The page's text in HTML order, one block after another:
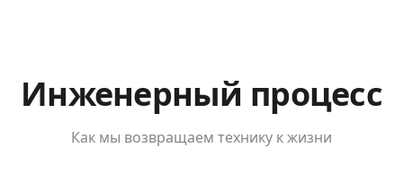
Инженерный процесс
Как мы возвращаем технику к жизни